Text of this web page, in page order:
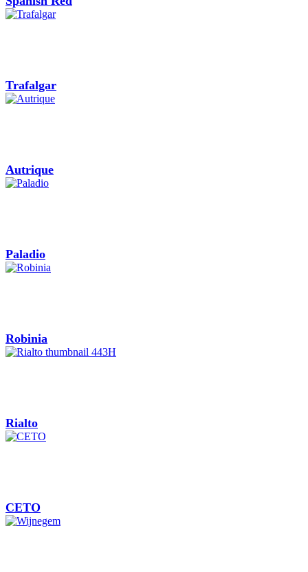
Trafalgar
Autrique
Paladio
Robinia
Rialto
CETO